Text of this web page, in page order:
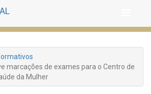
marcações de exames para o Centro de
da Mulher